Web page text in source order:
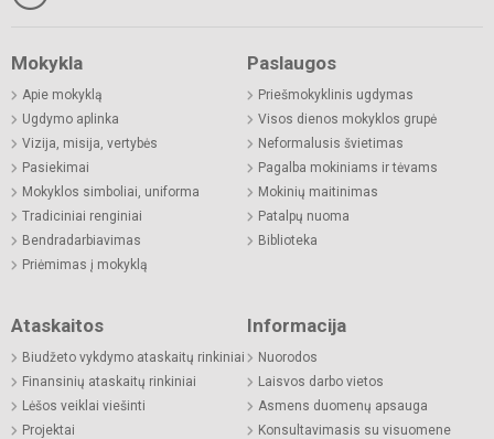
Mokykla
Apie mokyklą
Ugdymo aplinka
Vizija, misija, vertybės
Pasiekimai
Mokyklos simboliai, uniforma
Tradiciniai renginiai
Bendradarbiavimas
Priėmimas į mokyklą
Paslaugos
Priešmokyklinis ugdymas
Visos dienos mokyklos grupė
Neformalusis švietimas
Pagalba mokiniams ir tėvams
Mokinių maitinimas
Patalpų nuoma
Biblioteka
Ataskaitos
Biudžeto vykdymo ataskaitų rinkiniai
Finansinių ataskaitų rinkiniai
Lėšos veiklai viešinti
Projektai
Informacija
Nuorodos
Laisvos darbo vietos
Asmens duomenų apsauga
Konsultavimasis su visuomene